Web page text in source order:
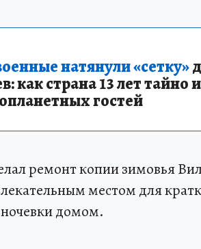
натянули «сетку»
как страна 13 лет тайно
гостей
ремонт копии зимовья
местом для
домом.